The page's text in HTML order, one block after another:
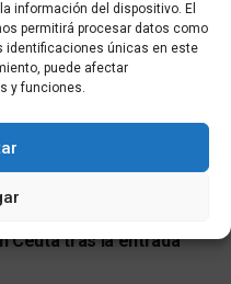
información del dispositivo. El
permitirá procesar datos como
identificaciones únicas en este
puede afectar
y funciones.
Ceuta tras la entrada